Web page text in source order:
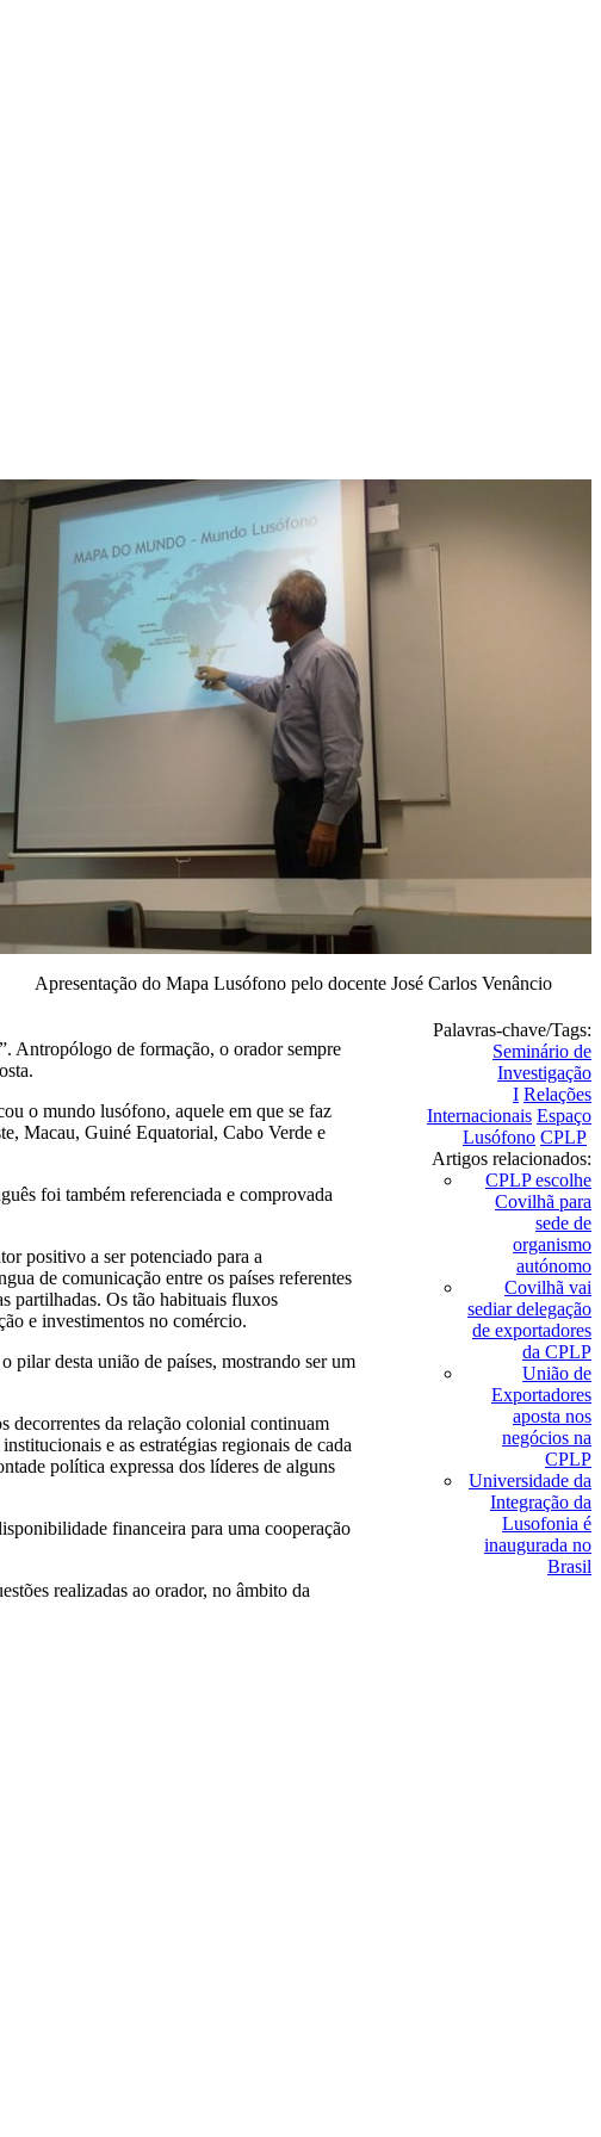
Apresentação do Mapa Lusófono pelo docente José Carlos Venâncio
Antropólogo de formação, o orador sempre
o mundo lusófono, aquele em que se faz
Macau, Guiné Equatorial, Cabo Verde e
foi também referenciada e comprovada
positivo a ser potenciado para a
de comunicação entre os países referentes
partilhadas. Os tão habituais fluxos
e investimentos no comércio.
pilar desta união de países, mostrando ser um
decorrentes da relação colonial continuam
e as estratégias regionais de cada
política expressa dos líderes de alguns
financeira para uma cooperação
realizadas ao orador, no âmbito da
Palavras-chave/Tags:
Seminário de
Investigação
I Relações
Internacionais Espaço
Lusófono CPLP
Artigos relacionados:
CPLP escolhe
Covilhã para
sede de
organismo
autónomo
Covilhã vai
sediar delegação
de exportadores
da CPLP
União de
Exportadores
aposta nos
negócios na
CPLP
Universidade da
Integração da
Lusofonia é
inaugurada no
Brasil